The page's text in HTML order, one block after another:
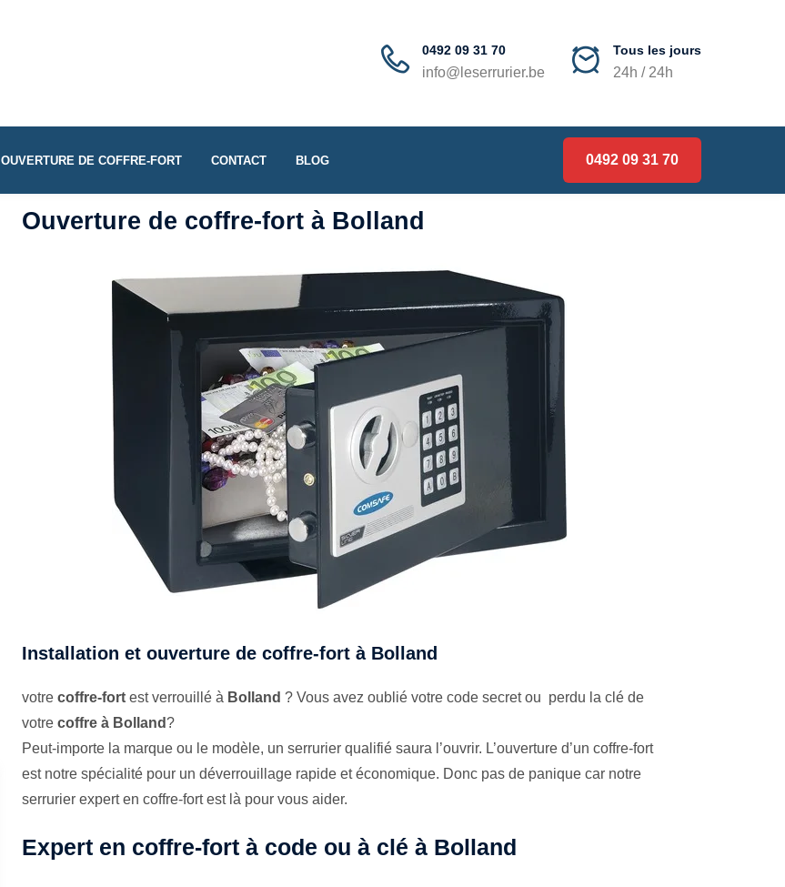
0492 09 31 70
info@leserrurier.be
Tous les jours
24h / 24h
OUVERTURE DE COFFRE-FORT CONTACT BLOG 0492 09 31 70
Ouverture de coffre-fort à Bolland
Installation et ouverture de coffre-fort à Bolland
votrecoffre-fort est verrouillé à Bolland ? Vous avez oublié votre code secret ou perdu la clé de
votrecoffre à Bolland?
Peut-importe la marque ou le modèle, un serrurier qualifié saura l’ouvrir. L’ouverture d’un coffre-fort
est notre spécialité pour un déverrouillage rapide et économique. Donc pas de panique car notre
serrurier expert en coffre-fort est là pour vous aider.
Expert en coffre-fort à code ou à clé à Bolland